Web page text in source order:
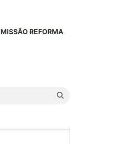
MISSÃO REFORMA